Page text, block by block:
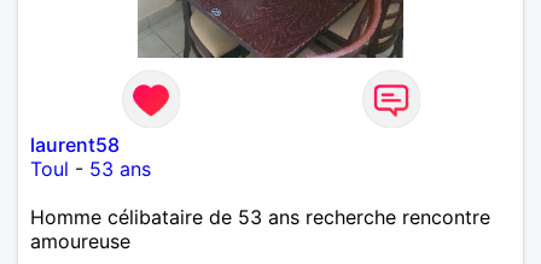
laurent58
Toul - 53 ans
Homme célibataire de 53 ans recherche rencontre
amoureuse